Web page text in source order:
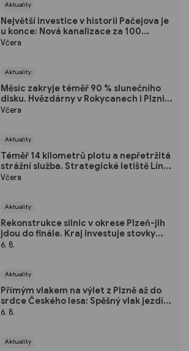
Aktuality
Největší investice v historii Pačejova je
u konce: Nová kanalizace za 100
milionů korun získala kolaudaci, obec
Včera
Aktuality
Měsíc zakryje téměř 90 % slunečního
disku. Hvězdárny v Rokycanech i Plzni
zvou na podvečerní sledování
Včera
Aktuality
Téměř 14 kilometrů plotu a nepřetržitá
strážní služba. Strategické letiště Líně
má od srpna nový režim vstupů
Včera
Aktuality
Rekonstrukce silnic v okrese Plzeň-jih
jdou do finále. Kraj investuje stovky
milionů do nových povrchů i moderních
6. 8.
Aktuality
Přímým vlakem na výlet z Plzně až do
srdce Českého lesa: Spěšný vlak jezdí
každou sobotu až do října
6. 8.
Aktuality